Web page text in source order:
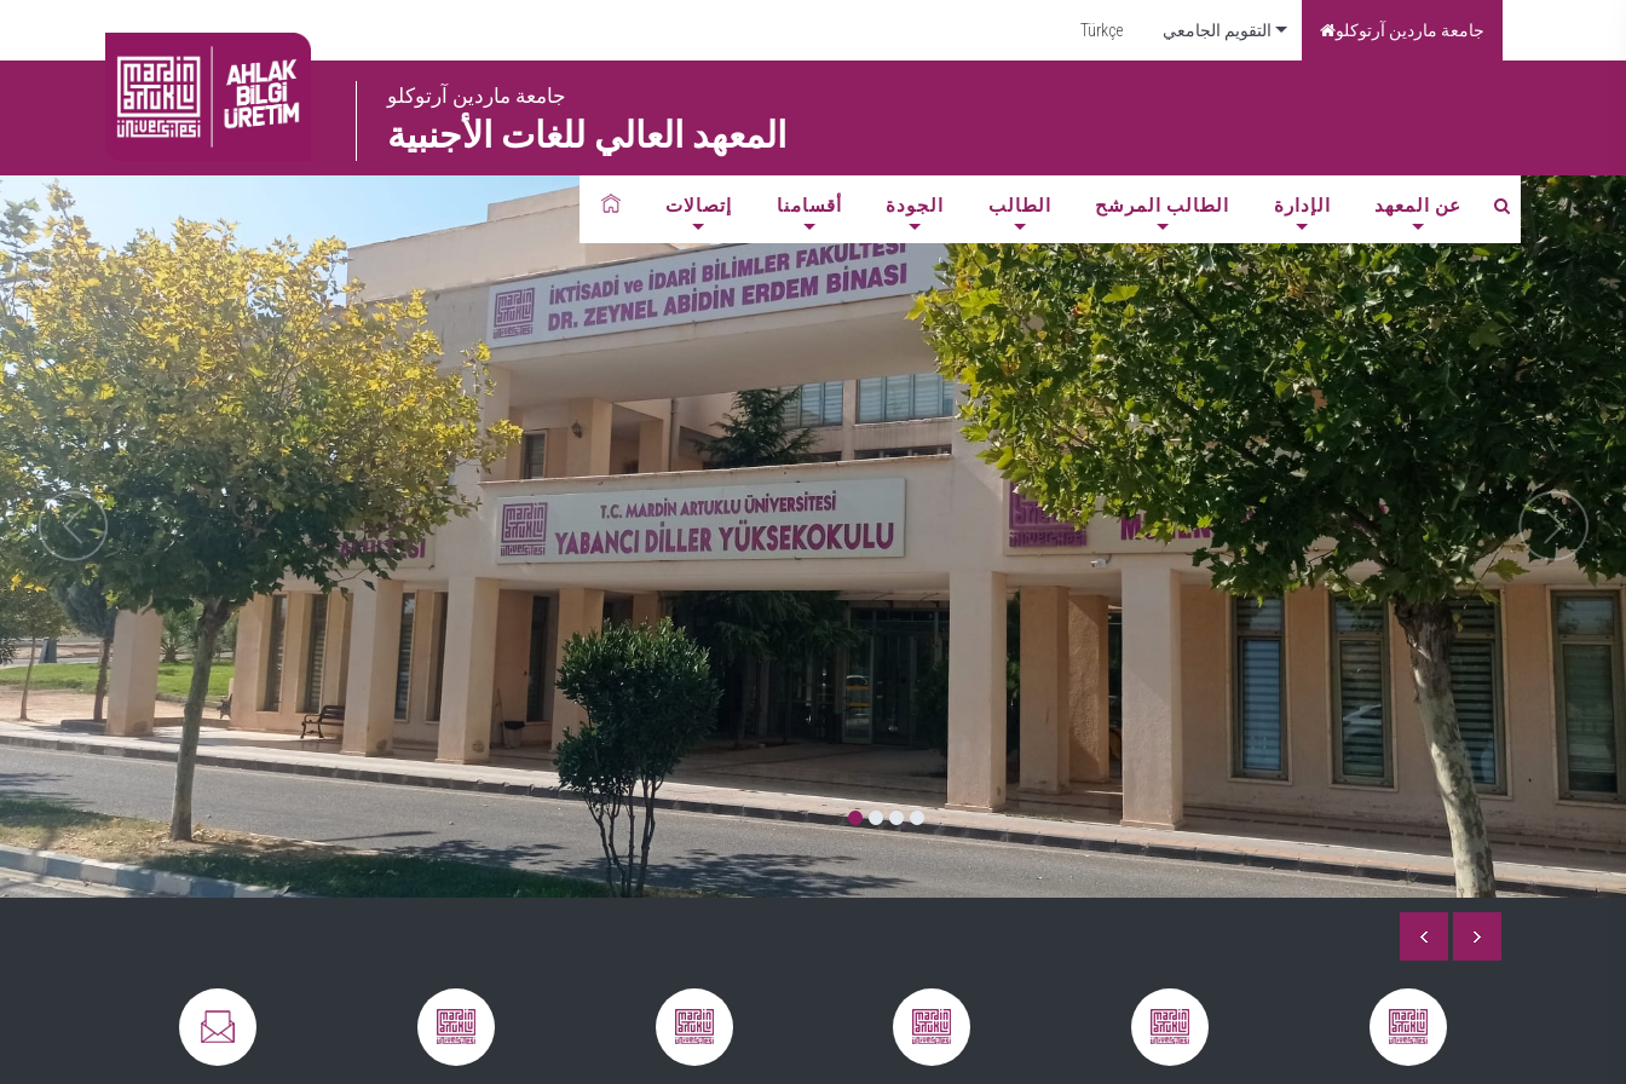
Türkçe التقويم الجامعي جامعة ماردين آرتوكلو
جامعة ماردين آرتوكلو
المعهد العالي للغات الأجنبية
إتصالات أقسامنا الجودة الطالب الطالب المرشح الإدارة عن المعهد